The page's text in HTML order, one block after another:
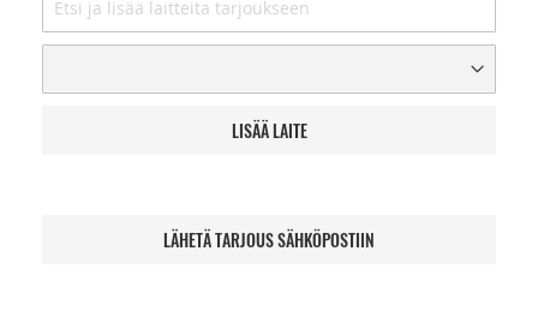
LISÄÄ LAITE
LÄHETÄ TARJOUS SÄHKÖPOSTIIN